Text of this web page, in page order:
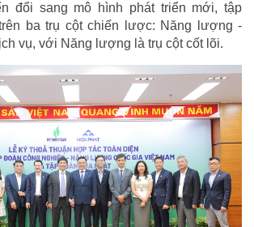
đổi sang mô hình phát triển mới, tập
ba trụ cột chiến lược: Năng lượng -
vụ, với Năng lượng là trụ cột cốt lõi.